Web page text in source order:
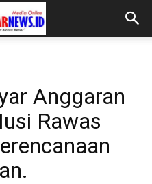
Anggaran
Rawas